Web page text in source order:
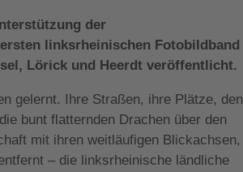
der
linksrheinischen Fotobildband
Lörick und Heerdt veröffentlicht.
gelernt. Ihre Straßen, ihre Plätze, den
bunt flatternden Drachen über den
mit ihren weitläufigen Blickachsen,
– die linksrheinische ländliche